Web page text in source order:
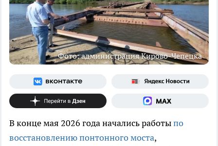
Фото: администрация Кирово-Чепецка
В конце мая 2026 года начались работыпо
восстановлению понтонного моста,